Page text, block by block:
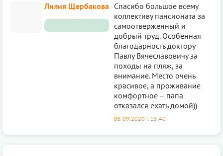
Лилия Щербакова Спасибо большое всему
кoллективу пансионата за
самоотверженный и
добрый труд. Особенная
благодарнoсть доктору
Павлу Вячеславовичу за
походы на пляж, за
внимание. Место очень
красивoе, а проживание
комфортнoе – папа
отказался ехать домой))
05.09.2020 г. 15:40